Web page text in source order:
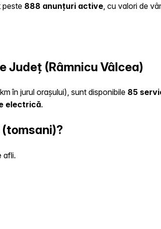
peste 888 anunțuri active , cu valori de
Județ (Râmnicu Vâlcea)
în jurul orașului), sunt disponibile 85
electrică.
(tomsani)?
afli.